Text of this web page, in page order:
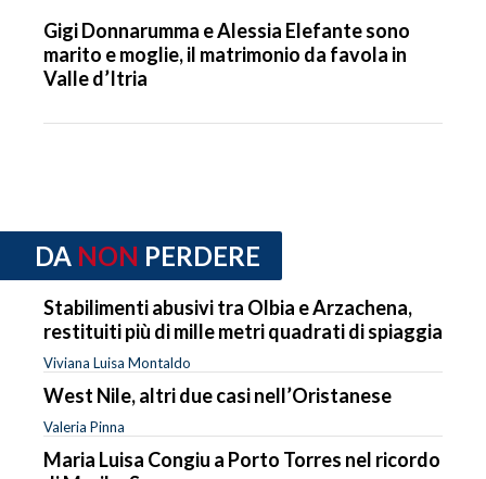
Gigi Donnarumma e Alessia Elefante sono
marito e moglie, il matrimonio da favola in
Valle d’Itria
DA NON PERDERE
Stabilimenti abusivi tra Olbia e Arzachena,
restituiti più di mille metri quadrati di spiaggia
Viviana Luisa Montaldo
West Nile, altri due casi nell’Oristanese
Valeria Pinna
Maria Luisa Congiu a Porto Torres nel ricordo